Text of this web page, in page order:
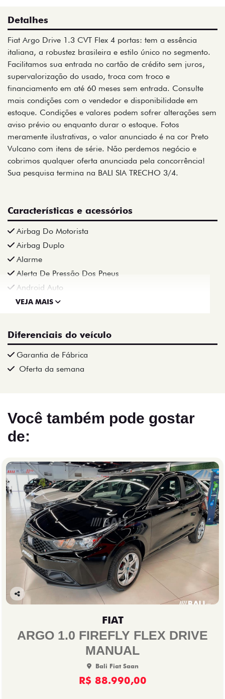
Detalhes
Fiat Argo Drive 1.3 CVT Flex 4 portas: tem a essência
italiana, a robustez brasileira e estilo único no segmento.
Facilitamos sua entrada no cartão de crédito sem juros,
supervalorização do usado, troca com troco e
financiamento em até 60 meses sem entrada. Consulte
mais condições com o vendedor e disponibilidade em
estoque. Condições e valores podem sofrer alterações sem
aviso prévio ou enquanto durar o estoque. Fotos
meramente ilustrativas, o valor anunciado é na cor Preto
Vulcano com itens de série. Não perdemos negócio e
cobrimos qualquer oferta anunciada pela concorrência!
Sua pesquisa termina na BALI SIA TRECHO 3/4.
Características e acessórios
Airbag Do Motorista
Airbag Duplo
Alarme
Alerta De Pressão Dos Pneus
Android Auto
VEJA MAIS
Diferenciais do veículo
Garantia de Fábrica
Oferta da semana
Você também pode gostar
de:
Co
lhe
FIAT
ARGO 1.0 FIREFLY FLEX DRIVE
MANUAL
Bali Fiat Saan
R$ 88.990,00